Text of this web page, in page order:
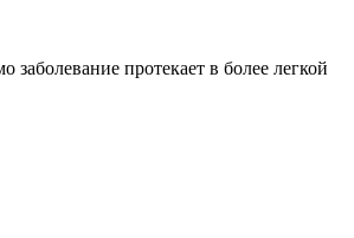
протекает в более легкой